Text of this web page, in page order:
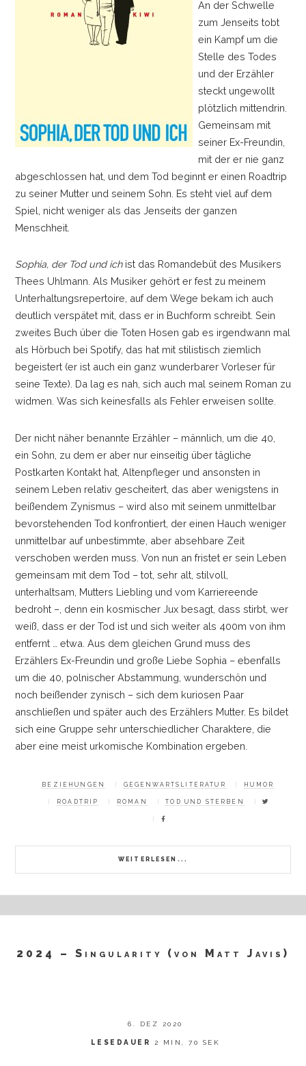
An der Schwelle
zum Jenseits tobt
ein Kampf um die
Stelle des Todes
und der Erzähler
steckt ungewollt
plötzlich mittendrin.
Gemeinsam mit
seiner Ex-Freundin,
mit der er nie ganz
abgeschlossen hat, und dem Tod beginnt er einen Roadtrip
zu seiner Mutter und seinem Sohn. Es steht viel auf dem
Spiel, nicht weniger als das Jenseits der ganzen
Menschheit.
Sophia, der Tod und ichist das Romandebüt des Musikers
Thees Uhlmann. Als Musiker gehört er fest zu meinem
Unterhaltungsrepertoire, auf dem Wege bekam ich auch
deutlich verspätet mit, dass er in Buchform schreibt. Sein
zweites Buch über die Toten Hosen gab es irgendwann mal
als Hörbuch bei Spotify, das hat mit stilistisch ziemlich
begeistert (er ist auch ein ganz wunderbarer Vorleser für
seine Texte). Da lag es nah, sich auch mal seinem Roman zu
widmen. Was sich keinesfalls als Fehler erweisen sollte.
Der nicht näher benannte Erzähler –männlich, um die 40,
ein Sohn, zu dem er aber nur einseitig über tägliche
Postkarten Kontakt hat, Altenpfleger und ansonsten in
seinem Leben relativ gescheitert, das aber wenigstens in
beißendem Zynismus –wird also mit seinem unmittelbar
bevorstehenden Tod konfrontiert, der einen Hauch weniger
unmittelbar auf unbestimmte, aber absehbare Zeit
verschoben werden muss. Von nun an fristet er sein Leben
gemeinsam mit dem Tod –tot, sehr alt, stilvoll,
unterhaltsam, Mutters Liebling und vom Karriereende
bedroht –, denn ein kosmischer Jux besagt, dass stirbt, wer
weiß, dass er der Tod ist und sich weiter als 400m von ihm
entfernt
etwa. Aus dem gleichen Grund muss des
Erzählers Ex-Freundin und große Liebe Sophia –ebenfalls
um die 40, polnischer Abstammung, wunderschön und
noch beißender zynisch –sich dem kuriosen Paar
anschließen und später auch des Erzählers Mutter. Es bildet
sich eine Gruppe sehr unterschiedlicher Charaktere, die
aber eine meist urkomische Kombination ergeben.
WEITERLESEN...
BEZIEHUNGEN GEGENWARTSLITERATUR HUMOR
ROADTRIP ROMAN TOD UND STERBEN
2024 – Singularity (von Matt Javis)
6. DEZ 2020
LESEDAUER 2 MIN, 70 SEK